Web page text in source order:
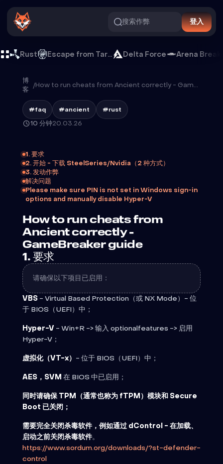
搜索作弊 登入
Rust Escape from Tarkov Delta Force Arena
博
客
/ How to run cheats from Ancient correctly - GameBreaker guide
#faq #ancient #rust
10 分钟20.03.26
1. 要求
2. 开始 - 下载 SteelSeries/Nvidia（2 种方式）
3. 发动作弊
解决问题
Please make sure PIN is not set in Windows sign-in
options and manually disable Hyper-V
How to run cheats from
Ancient correctly -
GameBreaker guide
1. 要求
请确保以下项目已启用：
VBS - Virtual Based Protection（或 NX Mode）- 位
于 BIOS（UEFI）中；
Hyper-V - Win+R -> 输入 optionalfeatures -> 启用
Hyper-V；
虚拟化（VT-x） - 位于 BIOS（UEFI）中；
AES，SVM 在 BIOS 中已启用；
同时请确保 TPM（通常也称为 fTPM）模块和 Secure
Boot 已关闭；
需要完全关闭杀毒软件，例如通过 dControl - 在加载、
启动之前关闭杀毒软件。
https://www.sordum.org/downloads/?st-defender-
control